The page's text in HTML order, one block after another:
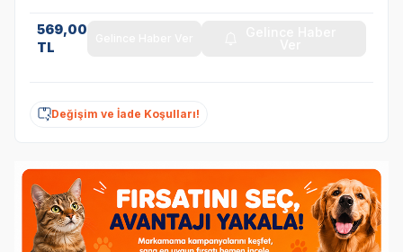
569,00
TL
Değişim ve İade Koşulları!